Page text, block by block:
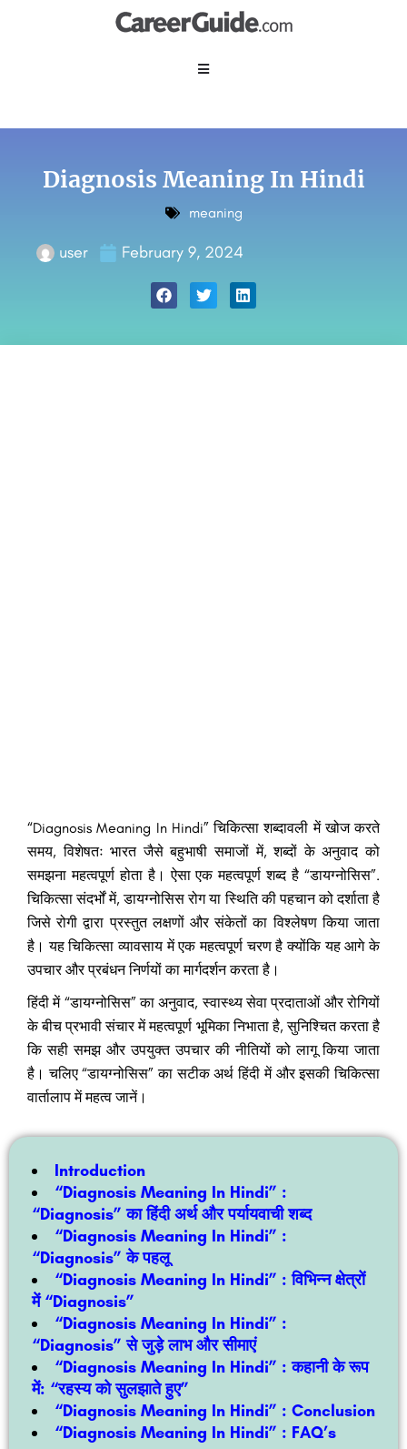
Diagnosis Meaning In Hindi
meaning
user February 9, 2024
“Diagnosis Meaning In Hindi” चिकित्सा शब्दावली में खोज करते
समय, विशेषतः भारत जैसे बहुभाषी समाजों में, शब्दों के अनुवाद को
समझना महत्वपूर्ण होता है। ऐसा एक महत्वपूर्ण शब्द है “डायग्नोसिस”.
चिकित्सा संदर्भों में, डायग्नोसिस रोग या स्थिति की पहचान को दर्शाता है
जिसे रोगी द्वारा प्रस्तुत लक्षणों और संकेतों का विश्लेषण किया जाता
है। यह चिकित्सा व्यावसाय में एक महत्वपूर्ण चरण है क्योंकि यह आगे के
उपचार और प्रबंधन निर्णयों का मार्गदर्शन करता है।
हिंदी में “डायग्नोसिस” का अनुवाद, स्वास्थ्य सेवा प्रदाताओं और रोगियों
के बीच प्रभावी संचार में महत्वपूर्ण भूमिका निभाता है, सुनिश्चित करता है
कि सही समझ और उपयुक्त उपचार की नीतियों को लागू किया जाता
है। चलिए “डायग्नोसिस” का सटीक अर्थ हिंदी में और इसकी चिकित्सा
वार्तालाप में महत्व जानें।
Introduction
“Diagnosis Meaning In Hindi” :
“Diagnosis” का हिंदी अर्थ और पर्यायवाची शब्द
“Diagnosis Meaning In Hindi” :
“Diagnosis” के पहलू
“Diagnosis Meaning In Hindi” :विभिन्न क्षेत्रों
में “Diagnosis”
“Diagnosis Meaning In Hindi” :
“Diagnosis” से जुड़े लाभ और सीमाएं
“Diagnosis Meaning In Hindi” :कहानी के रूप
में: “रहस्य को सुलझाते हुए”
“Diagnosis Meaning In Hindi” : Conclusion
“Diagnosis Meaning In Hindi” : FAQ’s